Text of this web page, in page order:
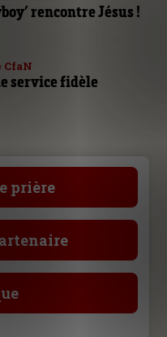
rencontre Jésus !
CfaN
service fidèle
prière